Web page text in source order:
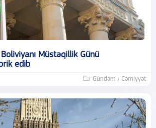
Müstəqillik Günü
edib
Gündəm / Cəmiyyət